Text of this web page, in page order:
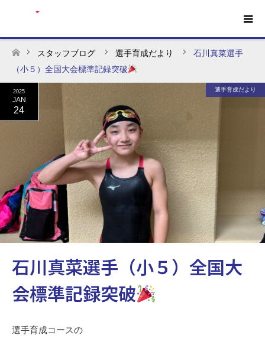
ホーム
スタッフブログ 選手育成だより
石川真菜選手
（小５）全国大会標準記録突破
2025
JAN
24
選手育成だより
石川真菜選手（小５）全国大
会標準記録突破
選手育成コースの